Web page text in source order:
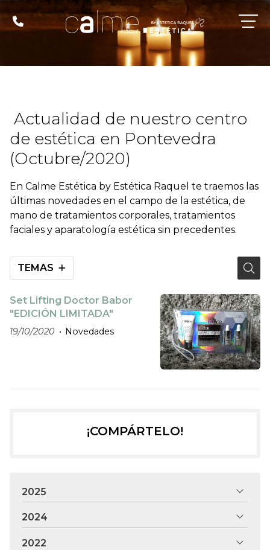
Actualidad de nuestro centro
de estética en Pontevedra
(Octubre/2020)
En Calme Estética by Estética Raquel te traemos las
últimas novedades en el campo de la estética, de
mano de tratamientos corporales, tratamientos
faciales y aparatología estética sin precedentes.
TEMAS
Set Lifting Doctor Babor
"EDICIÓN LIMITADA"
19/10/2020 Novedades
¡COMPÁRTELO!
2025
2024
2022